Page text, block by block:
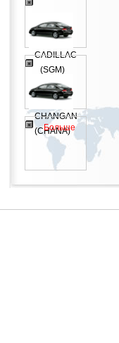
CADILLAC
(SGM)
CHANGAN
(CHANA)
Больше